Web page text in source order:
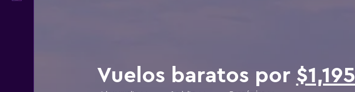
Vuelos baratos por $1,195